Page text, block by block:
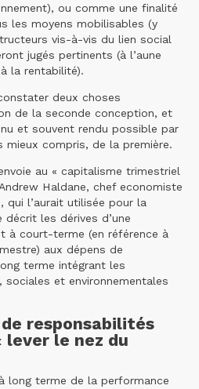
ou comme une finalité
les moyens mobilisables (y
vis-à-vis du lien social
jugés pertinents (à l’aune
la rentabilité).
deux choses
de la seconde conception, et
et souvent rendu possible par
mieux compris, de la première.
au « capitalisme trimestriel
Haldane, chef economiste
qui l’aurait utilisée pour la
décrit les dérives d’une
à court-terme (en référence à
aux dépens de
terme intégrant les
sociales et environnementales
responsabilités
le nez du
long terme de la performance